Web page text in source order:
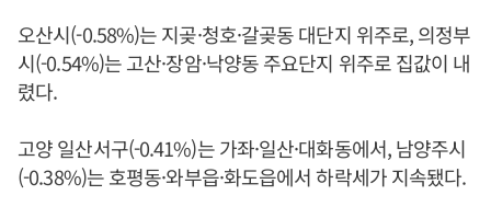
오산시(-0.58%)는 지곶·청호·갈곶동 대단지 위주로, 의정부
시(-0.54%)는 고산·장암·낙양동 주요단지 위주로 집값이 내
렸다.
고양 일산서구(-0.41%)는 가좌·일산·대화동에서, 남양주시
(-0.38%)는 호평동·와부읍·화도읍에서 하락세가 지속됐다.